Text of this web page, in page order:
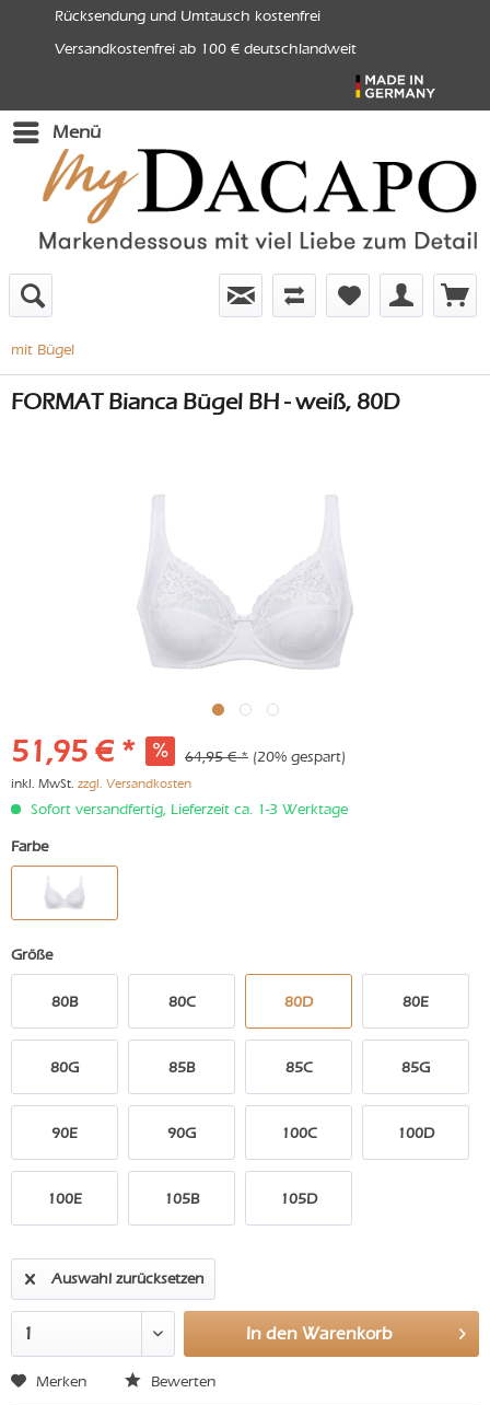
Rücksendung und Umtausch kostenfrei
Versandkostenfrei ab 100 € deutschlandweit
Menü
mit Bügel
FORMAT Bianca Bügel BH - weiß, 80D
51,95 € * 64,95 € * (20% gespart)
inkl. MwSt. zzgl. Versandkosten
Sofort versandfertig, Lieferzeit ca. 1-3 Werktage
Farbe
Größe
80B 80C 80D 80E
80G 85B 85C 85G
90E 90G 100C 100D
100E 105B 105D
Auswahl zurücksetzen
In den Warenkorb
Merken Bewerten